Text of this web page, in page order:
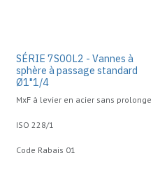
SÉRIE 7S00L2 - Vannes à
sphère à passage standard
Ø1"1/4
MxF à levier en acier sans prolonge
ISO 228/1
Code Rabais 01